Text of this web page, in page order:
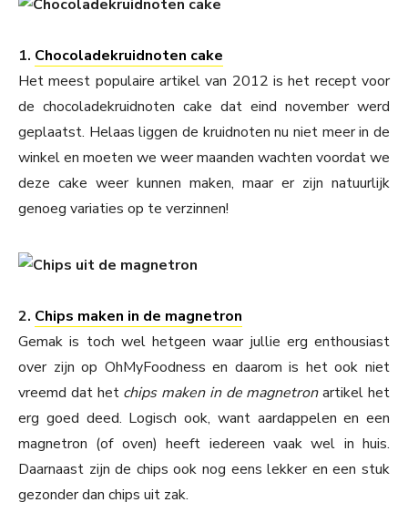
1. Chocoladekruidnoten cake
Het meest populaire artikel van 2012 is het recept voor
de chocoladekruidnoten cake dat eind november werd
geplaatst. Helaas liggen de kruidnoten nu niet meer in de
winkel en moeten we weer maanden wachten voordat we
deze cake weer kunnen maken, maar er zijn natuurlijk
genoeg variaties op te verzinnen!
2. Chips maken in de magnetron
Gemak is toch wel hetgeen waar jullie erg enthousiast
over zijn op OhMyFoodness en daarom is het ook niet
vreemd dat het chips maken in de magnetronartikel het
erg goed deed. Logisch ook, want aardappelen en een
magnetron (of oven) heeft iedereen vaak wel in huis.
Daarnaast zijn de chips ook nog eens lekker en een stuk
gezonder dan chips uit zak.